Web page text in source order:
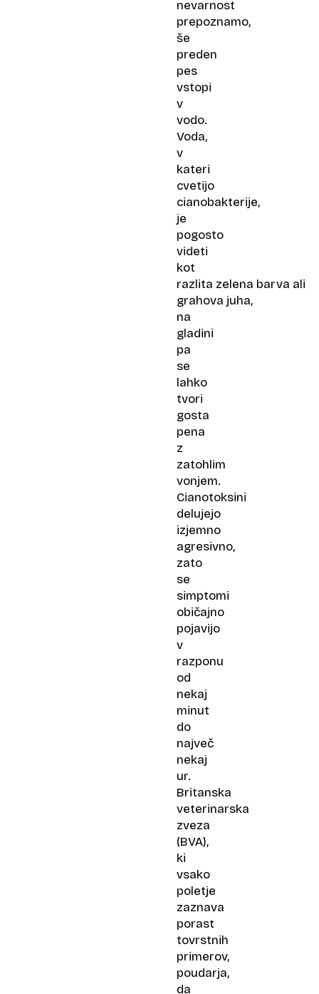
nevarnost
prepoznamo,
še
preden
pes
vstopi
v
vodo.
Voda,
v
kateri
cvetijo
cianobakterije,
je
pogosto
videti
kot
razlita zelena barva ali
grahova juha,
na
gladini
pa
se
lahko
tvori
gosta
pena
z
zatohlim
vonjem.
Cianotoksini
delujejo
izjemno
agresivno,
zato
se
simptomi
običajno
pojavijo
v
razponu
od
nekaj
minut
do
največ
nekaj
ur.
Britanska
veterinarska
zveza
(BVA),
ki
vsako
poletje
zaznava
porast
tovrstnih
primerov,
poudarja,
da